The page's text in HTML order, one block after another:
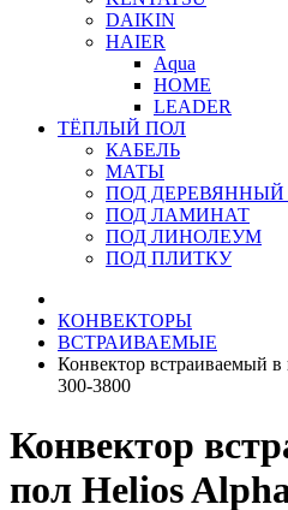
DAIKIN
HAIER
Aqua
HOME
LEADER
ТЁПЛЫЙ ПОЛ
КАБЕЛЬ
МАТЫ
ПОД ДЕРЕВЯННЫЙ
ПОД ЛАМИНАТ
ПОД ЛИНОЛЕУМ
ПОД ПЛИТКУ
КОНВЕКТОРЫ
ВСТРАИВАЕМЫЕ
Конвектор встраиваемый
300-3800
Конвектор
пол Helios